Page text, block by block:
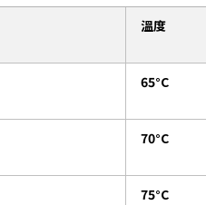
溫度
65°C
70°C
75°C